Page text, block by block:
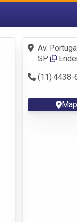
Fazer login
Criar conta
Av.
SP
(11) 4438-